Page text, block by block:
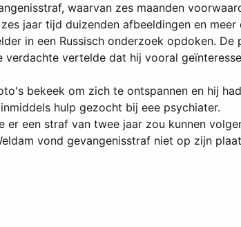
waarvan zes maanden
jaar tijd duizenden afbeeldingen en
in een Russisch onderzoek opdoken.
vertelde dat hij vooral
bekeek om zich te ontspannen en hij
hulp gezocht bij eee psychiater.
een straf van twee jaar zou kunnen
vond gevangenisstraf niet op zijn